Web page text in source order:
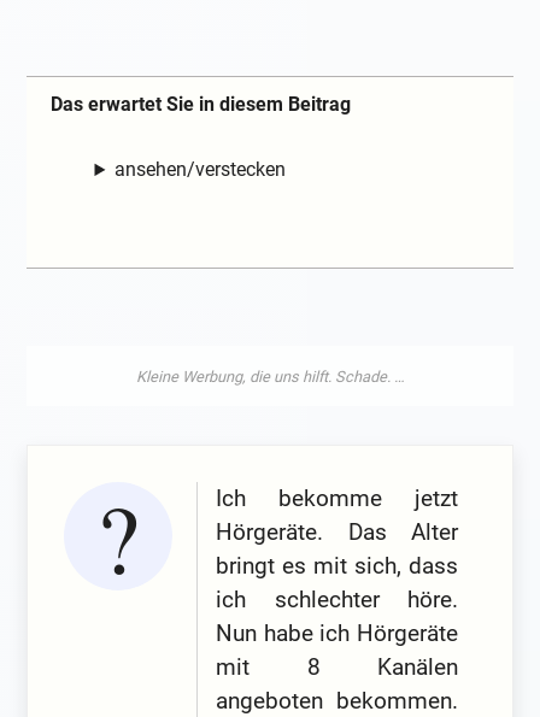
Das erwartet Sie in diesem Beitrag
ansehen/verstecken
Ich bekomme jetzt
Hörgeräte. Das Alter
bringt es mit sich, dass
ich schlechter höre.
Nun habe ich Hörgeräte
mit 8 Kanälen
angeboten bekommen.